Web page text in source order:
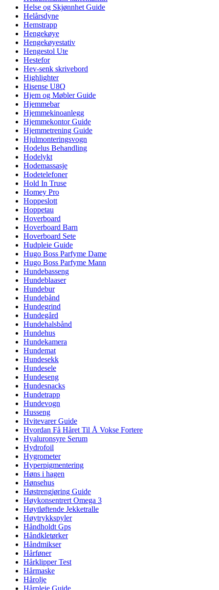
Helse og Skjønnhet Guide
Helårsdyne
Hemstrapp
Hengekøye
Hengekøyestativ
Hengestol Ute
Hestefor
Hev-senk skrivebord
Highlighter
Hisense U8Q
Hjem og Møbler Guide
Hjemmebar
Hjemmekinoanlegg
Hjemmekontor Guide
Hjemmetrening Guide
Hjulmonteringsvogn
Hodelus Behandling
Hodelykt
Hodemassasje
Hodetelefoner
Hold In Truse
Homey Pro
Hoppeslott
Hoppetau
Hoverboard
Hoverboard Barn
Hoverboard Sete
Hudpleie Guide
Hugo Boss Parfyme Dame
Hugo Boss Parfyme Mann
Hundebasseng
Hundeblaaser
Hundebur
Hundebånd
Hundegrind
Hundegård
Hundehalsbånd
Hundehus
Hundekamera
Hundemat
Hundesekk
Hundesele
Hundeseng
Hundesnacks
Hundetrapp
Hundevogn
Husseng
Hvitevarer Guide
Hvordan Få Håret Til Å Vokse Fortere
Hyaluronsyre Serum
Hydrofoil
Hygrometer
Hyperpigmentering
Høns i hagen
Hønsehus
Høstrengjøring Guide
Høykonsentrert Omega 3
Høytløftende Jekketralle
Høytrykkspyler
Håndholdt Gps
Håndkletørker
Håndmikser
Hårføner
Hårklipper Test
Hårmaske
Hårolje
Hårpleie Guide